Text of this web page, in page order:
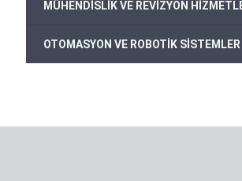
MÜHENDİSLİK VE REVİZYON
OTOMASYON VE ROBOTİK SİSTEMLER